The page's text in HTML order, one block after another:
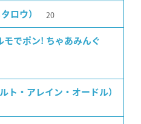
ロウ） 20
でポン! ちゃあみんぐ
ト・アレイン・オードル）